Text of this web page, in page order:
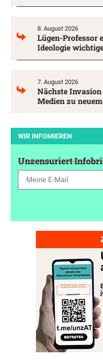
8. August 2026
Lügen-Professor
Ideologie
7. August 2026
Nächste
Medien zu
WIR INFOMIEREN
Unzensuriert